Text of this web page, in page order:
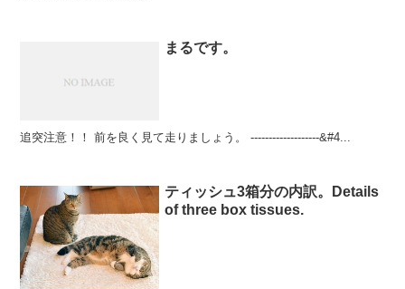
まるです。
追突注意！！ 前を良く見て走りましょう。 -------------------&#4...
ティッシュ3箱分の内訳。Details
of three box tissues.